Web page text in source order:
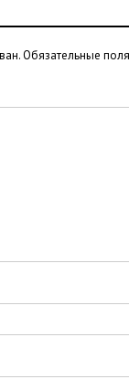
Обязательные